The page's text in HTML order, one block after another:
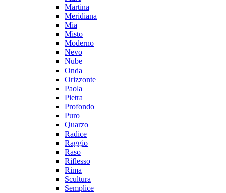
Martina
Meridiana
Mia
Misto
Moderno
Nevo
Nube
Onda
Orizzonte
Paola
Pietra
Profondo
Puro
Quarzo
Radice
Raggio
Raso
Riflesso
Rima
Scultura
Semplice